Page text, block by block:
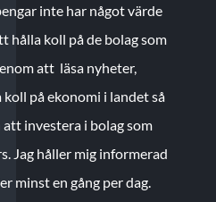
inte har något värde
hålla koll på de bolag som
att läsa nyheter,
på ekonomi i landet så
investera i bolag som
Jag håller mig informerad
minst en gång per dag.